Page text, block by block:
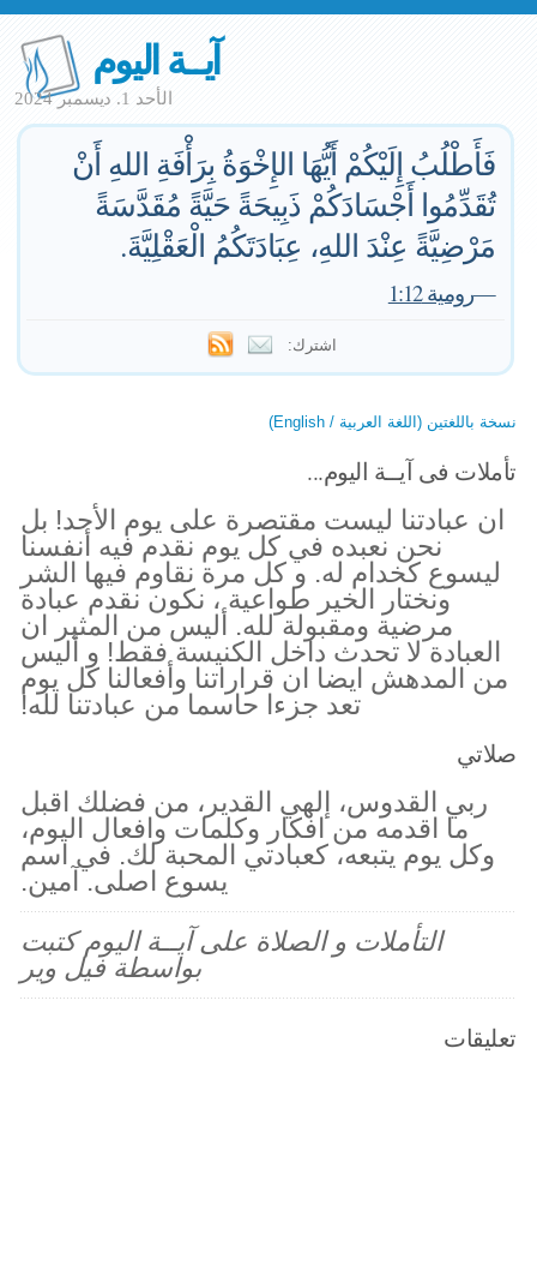
آيــة اليوم
الأحد 1. ديسمبر 2024
فَأَطْلُبُ إِلَيْكُمْ أَيُّهَا الإِخْوَةُ بِرَأْفَةِ اللهِ أَنْ
تُقَدِّمُوا أَجْسَادَكُمْ ذَبِيحَةً حَيَّةً مُقَدَّسَةً
مَرْضِيَّةً عِنْدَ اللهِ، عِبَادَتَكُمُ الْعَقْلِيَّةَ.
—رومية 1:12
اشترك:
نسخة باللغتين (اللغة العربية / English)
تأملات فى آيــة اليوم...
ان عبادتنا ليست مقتصرة على يوم الأحد! بل
نحن نعبده في كل يوم نقدم فيه أنفسنا
ليسوع كخدام له. و كل مرة نقاوم فيها الشر
ونختار الخير طواعية ، نكون نقدم عبادة
مرضية ومقبولة لله. أليس من المثير ان
العبادة لا تحدث داخل الكنيسة فقط! و أليس
من المدهش ايضا ان قراراتنا وأفعالنا كل يوم
تعد جزءا حاسما من عبادتنا لله!
صلاتي
ربي القدوس، إلهي القدير، من فضلك اقبل
ما اقدمه من افكار وكلمات وافعال اليوم،
وكل يوم يتبعه، كعبادتي المحبة لك. في اسم
يسوع اصلى. آمين.
التأملات و الصلاة على آيــة اليوم كتبت
بواسطة فيل وير
تعليقات